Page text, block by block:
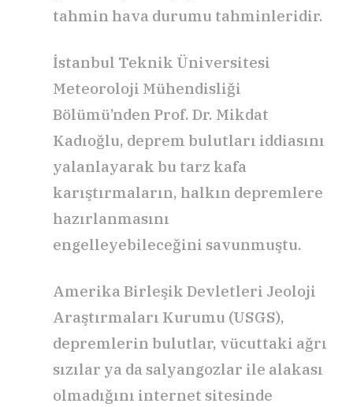
tahmin hava durumu tahminleridir.
İstanbul Teknik Üniversitesi
Meteoroloji Mühendisliği
Bölümü’nden Prof. Dr. Mikdat
Kadıoğlu, deprem bulutları iddiasını
yalanlayarak bu tarz kafa
karıştırmaların, halkın depremlere
hazırlanmasını
engelleyebileceğini savunmuştu.
Amerika Birleşik Devletleri Jeoloji
Araştırmaları Kurumu (USGS),
depremlerin bulutlar, vücuttaki ağrı
sızılar ya da salyangozlar ile alakası
olmadığını internet sitesinde